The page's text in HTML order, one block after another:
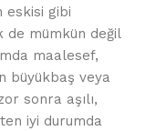
eskisi gibi
de mümkün değil
maalesef,
büyükbaş veya
sonra aşılı,
iyi durumda